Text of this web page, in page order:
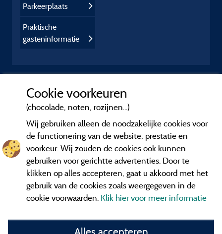
Parkeerplaats
Praktische
gasteninformatie
Cookie voorkeuren
(chocolade, noten, rozijnen...)
Wij gebruiken alleen de noodzakelijke cookies voor
de functionering van de website, prestatie en
voorkeur. Wij zouden de cookies ook kunnen
gebruiken voor gerichtte advertenties. Door te
klikken op alles accepteren, gaat u akkoord met het
gebruik van de cookies zoals weergegeven in de
cookie voorwaarden. Klik hier voor meer informatie